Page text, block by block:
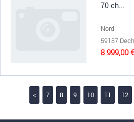
70 ch...
Nord
59187
8 999,00 €
< 7 8 9 10 11 12